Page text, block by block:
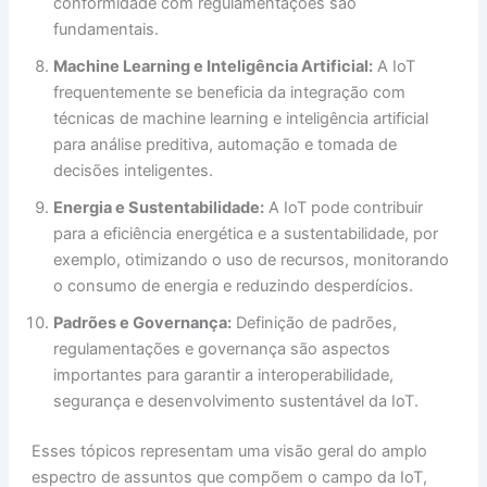
fundamentais.
Machine Learning e Inteligência Artificial: A IoT
frequentemente se beneficia da integração com
técnicas de machine learning e inteligência artificial
para análise preditiva, automação e tomada de
decisões inteligentes.
Energia e Sustentabilidade: A IoT pode contribuir
para a eficiência energética e a sustentabilidade, por
exemplo, otimizando o uso de recursos, monitorando
o consumo de energia e reduzindo desperdícios.
Padrões e Governança: Definição de padrões,
regulamentações e governança são aspectos
importantes para garantir a interoperabilidade,
segurança e desenvolvimento sustentável da IoT.
Esses tópicos representam uma visão geral do amplo
espectro de assuntos que compõem o campo da IoT,